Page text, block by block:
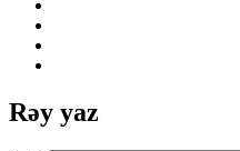
Rəy yaz